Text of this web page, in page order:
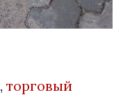
, торговый